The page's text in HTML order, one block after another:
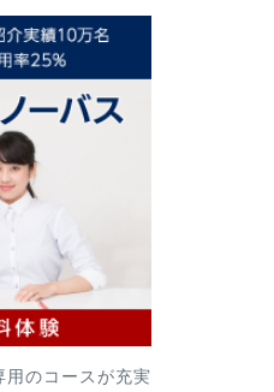
用のコースが充実